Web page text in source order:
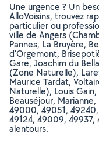
Une urgence ? Un
AlloVoisins, trouvez
particulier ou
ville de Angers
Pannes, La Bruyère,
d'Orgemont,
Gare, Joachim du
(Zone Naturelle),
Maurice Tardat,
Naturelle), Louis
Beauséjour,
49000, 49051,
49124, 49009,
alentours.